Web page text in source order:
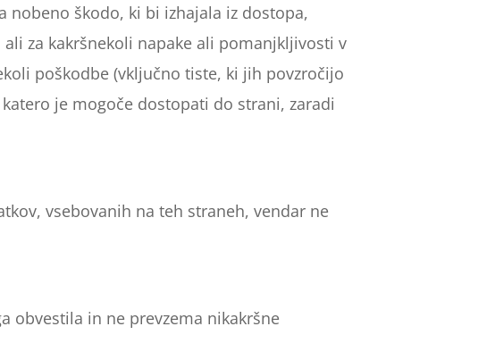
škodo, ki bi izhajala iz dostopa,
za kakršnekoli napake ali pomanjkljivosti v
poškodbe (vključno tiste, ki jih povzročijo
je mogoče dostopati do strani, zaradi
vsebovanih na teh straneh, vendar ne
obvestila in ne prevzema nikakršne